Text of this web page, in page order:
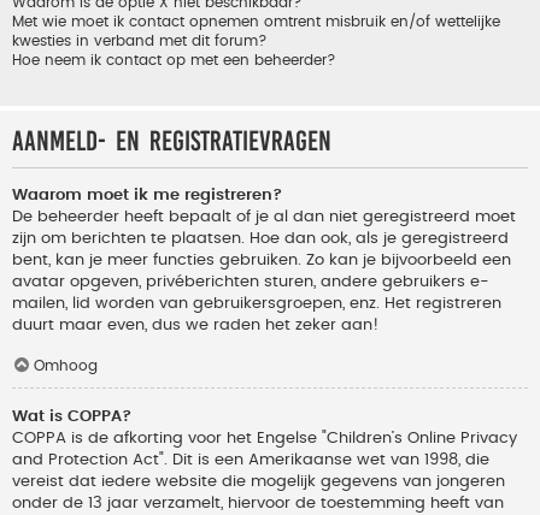
Met wie moet ik contact opnemen omtrent misbruik en/of wettelijke
kwesties in verband met dit forum?
Hoe neem ik contact op met een beheerder?
Aanmeld- en registratievragen
Waarom moet ik me registreren?
De beheerder heeft bepaalt of je al dan niet geregistreerd moet
zijn om berichten te plaatsen. Hoe dan ook, als je geregistreerd
bent, kan je meer functies gebruiken. Zo kan je bijvoorbeeld een
avatar opgeven, privéberichten sturen, andere gebruikers e-
mailen, lid worden van gebruikersgroepen, enz. Het registreren
duurt maar even, dus we raden het zeker aan!
Omhoog
Wat is COPPA?
COPPA is de afkorting voor het Engelse "Children’s Online Privacy
and Protection Act". Dit is een Amerikaanse wet van 1998, die
vereist dat iedere website die mogelijk gegevens van jongeren
onder de 13 jaar verzamelt, hiervoor de toestemming heeft van